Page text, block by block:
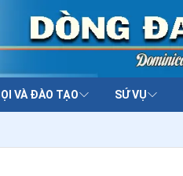
VÀ ĐÀO TẠO SỨ VỤ